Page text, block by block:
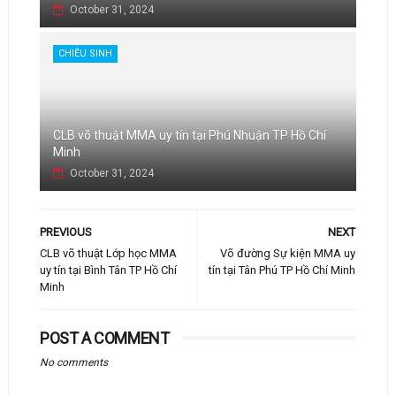
October 31, 2024
CHIÊU SINH
CLB võ thuật MMA uy tín tại Phú Nhuận TP Hồ Chí
Minh
October 31, 2024
NEXT
Võ đường Sự kiện MMA uy
tín tại Tân Phú TP Hồ Chí Minh
PREVIOUS
CLB võ thuật Lớp học MMA
uy tín tại Bình Tân TP Hồ Chí
Minh
POST A COMMENT
No comments